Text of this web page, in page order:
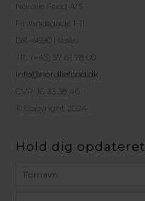
Nordlie Food A/S
Finlandsgade 1-11
DK-4690 Haslev
Tlf.: (+45) 57 61 78 00
info@nordliefood.dk
CVR: 16 23 38 46
© Copyright 2024
Hold dig opdateret